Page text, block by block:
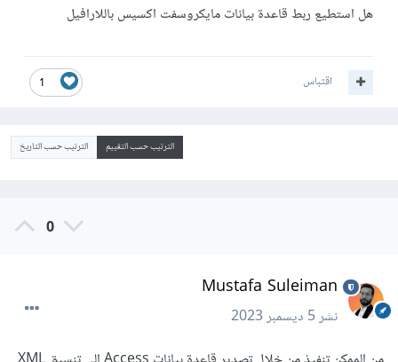
هل استطيع ربط قاعدة بيانات مايكروسفت اكسيس باللارافيل
1 اقتباس
الترتيب حسب التقييم الترتيب حسب التاريخ
0
Mustafa Suleiman
نشر5 ديسمبر 2023